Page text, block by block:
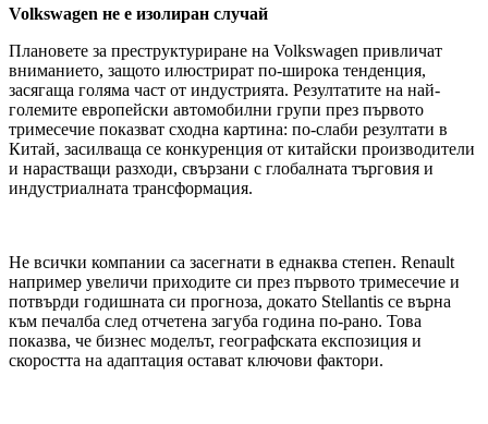
Volkswagen не е изолиран случай
Плановете за преструктуриране на Volkswagen привличат
вниманието, защото илюстрират по-широка тенденция,
засягаща голяма част от индустрията. Резултатите на най-
големите европейски автомобилни групи през първото
тримесечие показват сходна картина: по-слаби резултати в
Китай, засилваща се конкуренция от китайски производители
и нарастващи разходи, свързани с глобалната търговия и
индустриалната трансформация.
Не всички компании са засегнати в еднаква степен. Renault
например увеличи приходите си през първото тримесечие и
потвърди годишната си прогноза, докато Stellantis се върна
към печалба след отчетена загуба година по-рано. Това
показва, че бизнес моделът, географската експозиция и
скоростта на адаптация остават ключови фактори.